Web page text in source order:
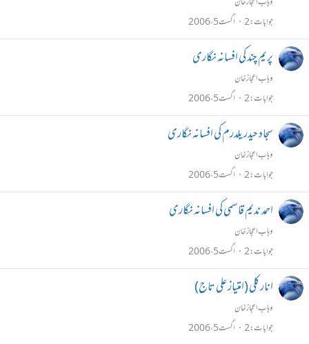
جوابات 2 اگست 5، 2006
پریم چند کی افسانہ نگاری
وہاب اعجاز خان
جوابات 2 اگست 5، 2006
سجاد حیدر یلدرم کی افسانہ نگاری
وہاب اعجاز خان
جوابات 2 اگست 5، 2006
احمد ندیم قاسمی کی افسانہ نگاری
وہاب اعجاز خان
جوابات 2 اگست 5، 2006
انار کلی (امتیاز علی تاج)
وہاب اعجاز خان
جوابات 2 اگست 5، 2006